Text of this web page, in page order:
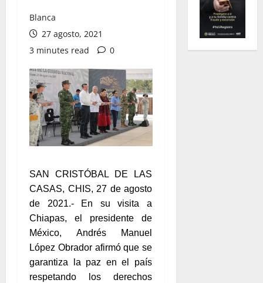
Blanca
27 agosto, 2021
3 minutes read
0
SAN CRISTÓBAL DE LAS
CASAS, CHIS, 27 de agosto
de 2021.- En su visita a
Chiapas, el presidente de
México, Andrés Manuel
López Obrador afirmó que se
garantiza la paz en el país
respetando los derechos